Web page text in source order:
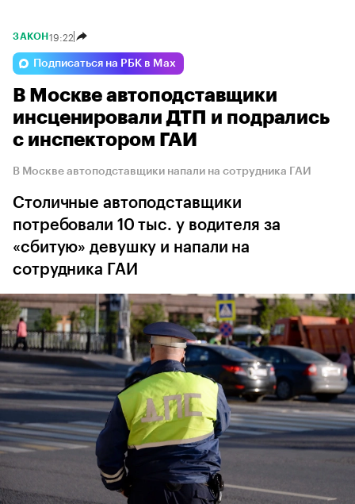
ЗАКОН 19:22
Подписаться на РБК в Max
В Москве автоподставщики
инсценировали ДТП и подрались
с инспектором ГАИ
В Москве автоподставщики напали на сотрудника ГАИ
Столичные автоподставщики
потребовали 10 тыс. у водителя за
«сбитую» девушку и напали на
сотрудника ГАИ